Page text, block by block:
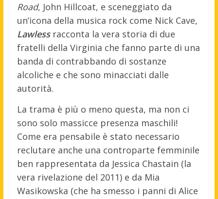
Road, John Hillcoat, e sceneggiato da
un’icona della musica rock come Nick Cave,
Lawlessracconta la vera storia di due
fratelli della Virginia che fanno parte di una
banda di contrabbando di sostanze
alcoliche e che sono minacciati dalle
autorità.
La trama è più o meno questa, ma non ci
sono solo massicce presenza maschili!
Come era pensabile è stato necessario
reclutare anche una controparte femminile
ben rappresentata da Jessica Chastain (la
vera rivelazione del 2011) e da Mia
Wasikowska (che ha smesso i panni di Alice